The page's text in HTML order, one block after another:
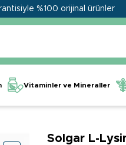
%100 orijinal ürünler
Vitaminler ve Mineraller
Solgar L-